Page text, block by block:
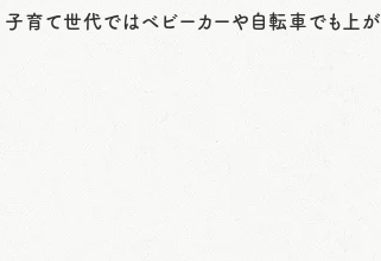
子育て世代ではベビーカーや自転車でも上が